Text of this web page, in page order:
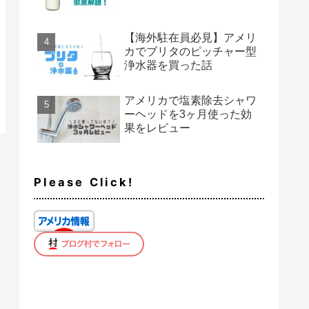
【海外駐在員必見】アメリ
カでブリタのピッチャー型
浄水器を買った話
アメリカで塩素除去シャワ
ーヘッドを3ヶ月使った効
果をレビュー
Please Click!